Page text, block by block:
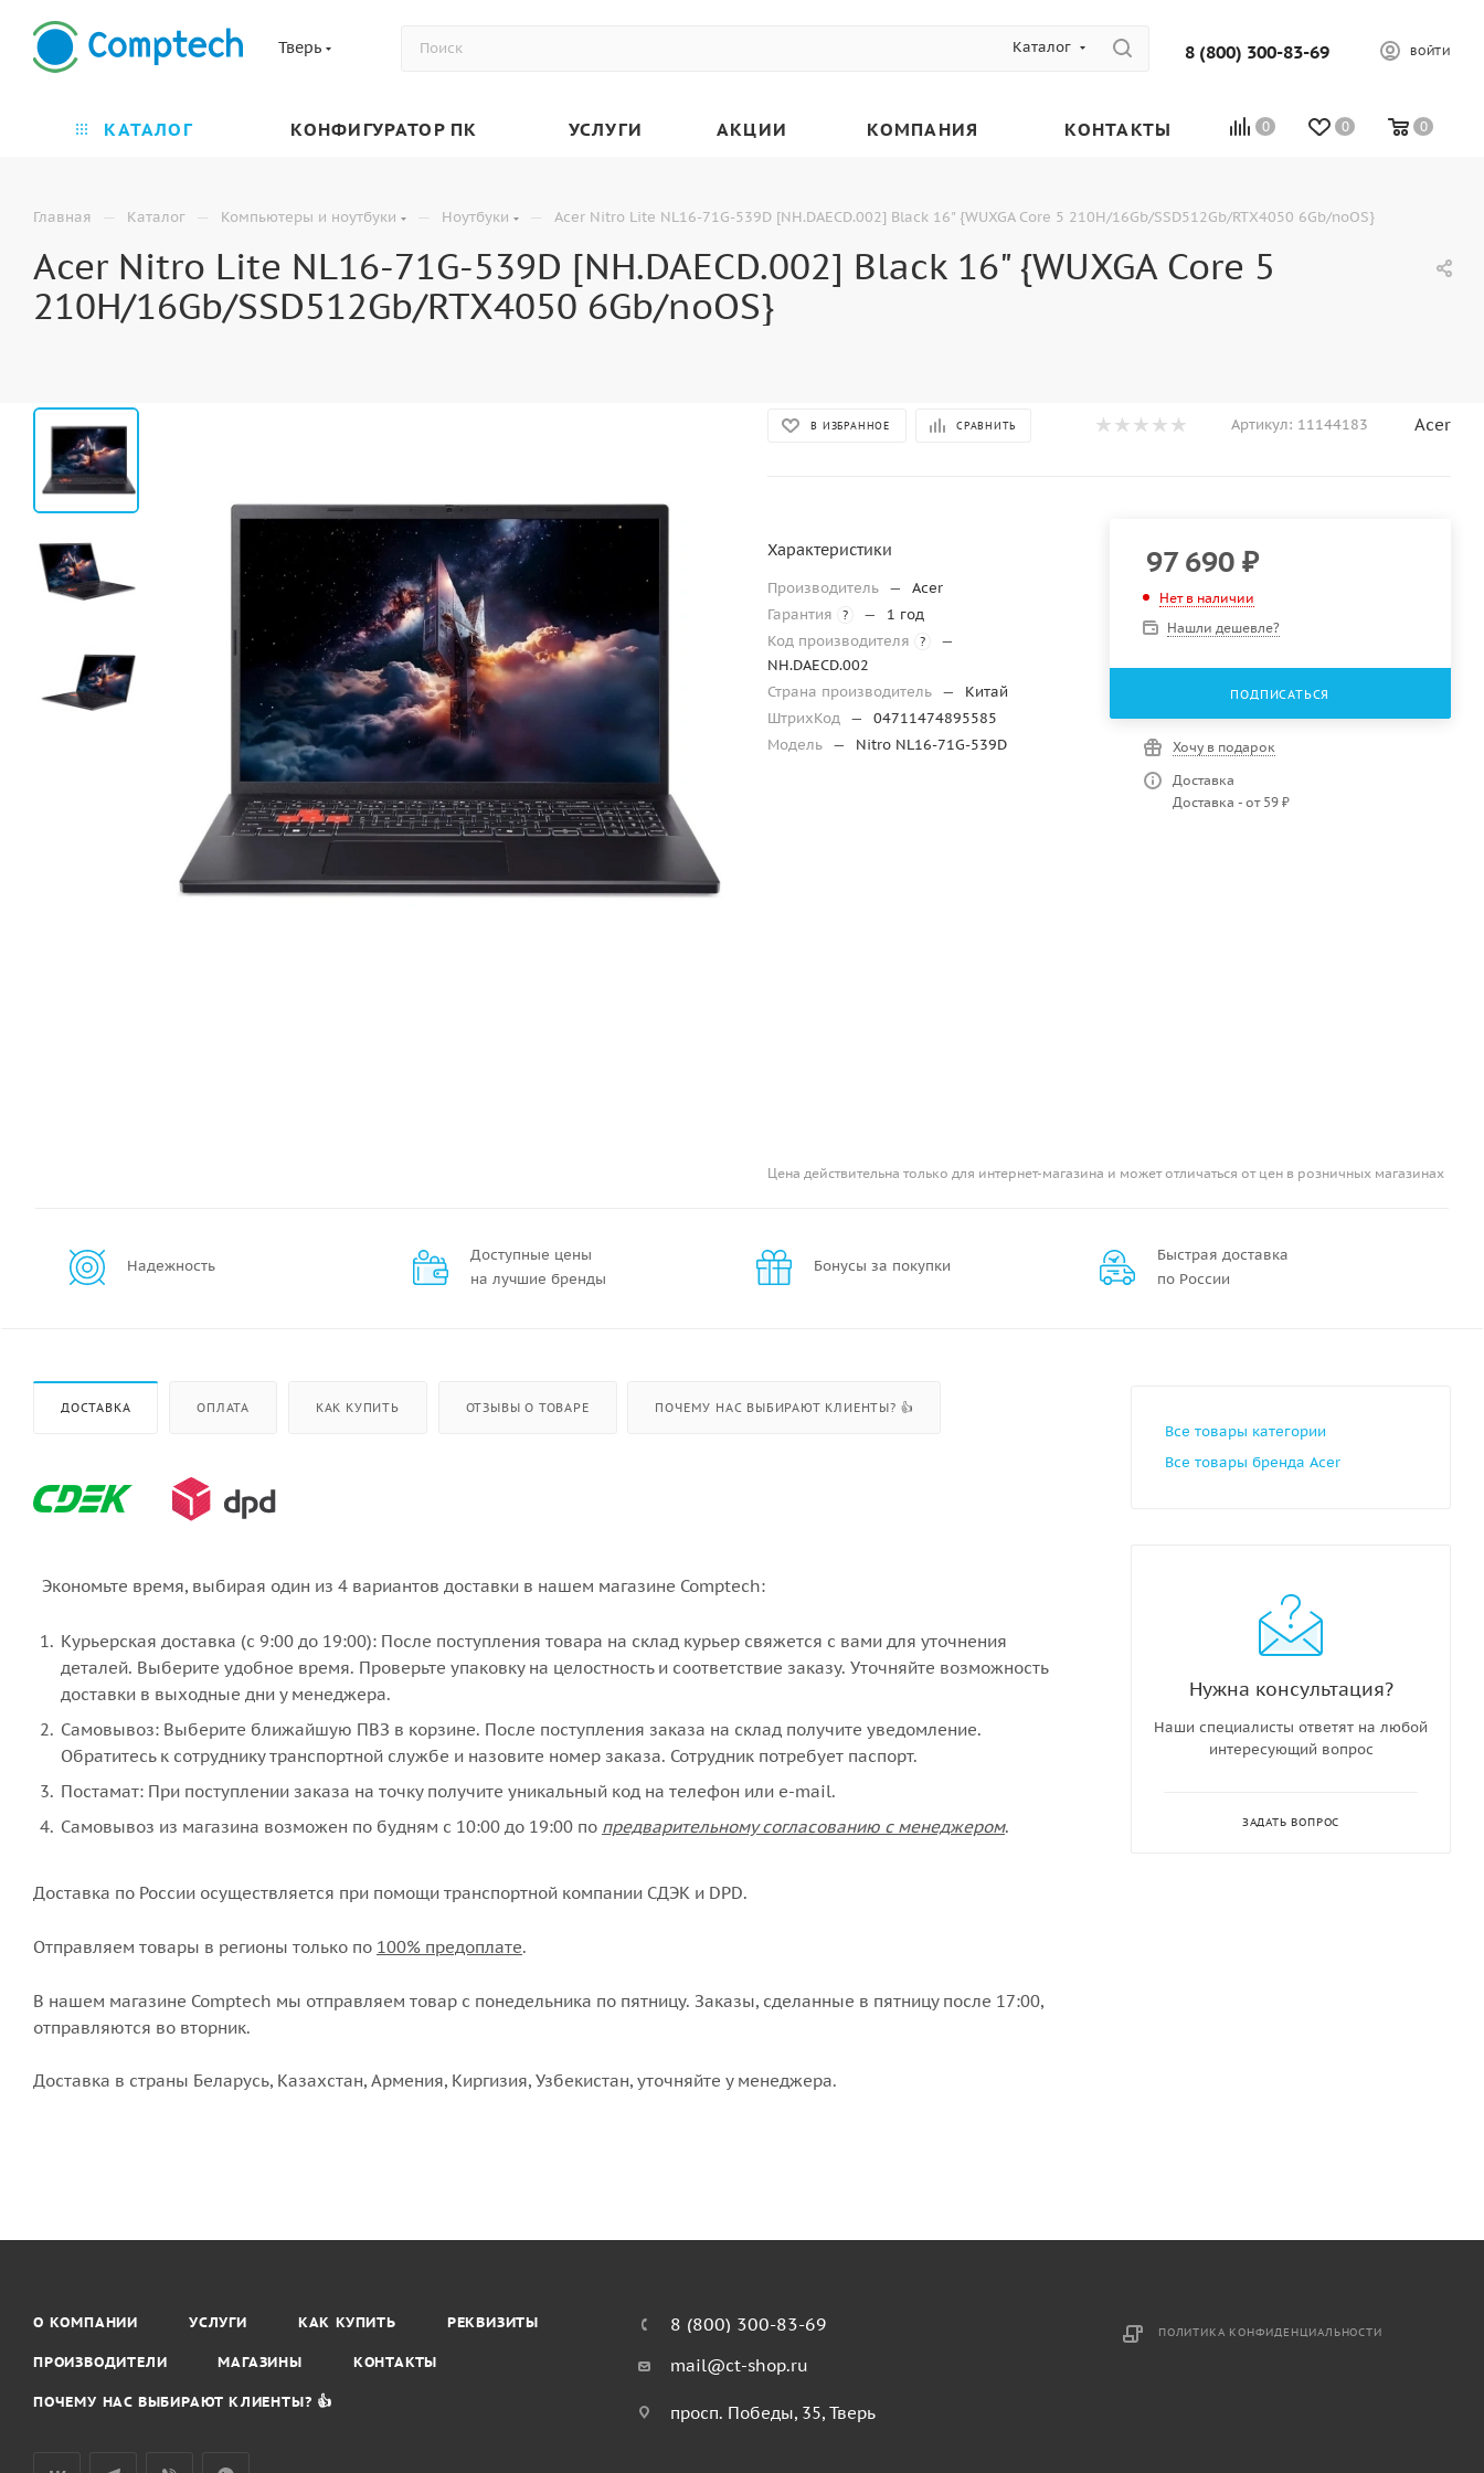
Тверь Каталог 8 (800) 300-83-69 ВОЙТИ
0 0 0
КАТАЛОГ КОНФИГУРАТОР ПК УСЛУГИ АКЦИИ КОМПАНИЯ КОНТАКТЫ
Главная — Каталог — Компьютеры и ноутбуки — Ноутбуки — Acer Nitro Lite NL16-71G-539D [NH.DAECD.002] Black 16" {WUXGA Core 5 210H/16Gb/SSD512Gb/RTX4050 6Gb/noOS}
Acer Nitro Lite NL16-71G-539D [NH.DAECD.002] Black 16" {WUXGA Core 5
210H/16Gb/SSD512Gb/RTX4050 6Gb/noOS}
В ИЗБРАННОЕ СРАВНИТЬ Артикул: 11144183 Acer
Характеристики
Производитель —
Acer
Гарантия
? —
1 год
Код производителя
?
—
NH.DAECD.002
Страна производитель —
Китай
ШтрихКод —
04711474895585
Модель — Nitro NL16-71G-539D
97 690₽
Нет в наличии
Нашли дешевле?
ПОДПИСАТЬСЯ
Хочу в подарок
Доставка
Доставка - от 59 ₽
Цена действительна только для интернет-магазина и может отличаться от цен в розничных магазинах
Надежность
Доступные цены
на лучшие бренды
Бонусы за покупки
Быстрая доставка
по России
ДОСТАВКА ОПЛАТА КАК КУПИТЬ ОТЗЫВЫ О ТОВАРЕ ПОЧЕМУ НАС ВЫБИРАЮТ КЛИЕНТЫ? 👍
Экономьте время, выбирая один из 4 вариантов доставки в нашем магазине Comptech:
Курьерская доставка (с 9:00 до 19:00): После поступления товара на склад курьер свяжется с вами для уточнения
деталей. Выберите удобное время. Проверьте упаковку на целостность и соответствие заказу. Уточняйте возможность
доставки в выходные дни у менеджера.
Самовывоз: Выберите ближайшую ПВЗ в корзине. После поступления заказа на склад получите уведомление.
Обратитесь к сотруднику транспортной службе и назовите номер заказа. Сотрудник потребует паспорт.
Постамат: При поступлении заказа на точку получите уникальный код на телефон или e-mail.
Самовывоз из магазина возможен по будням с 10:00 до 19:00 по предварительному согласованию с менеджером.
Доставка по России осуществляется при помощи транспортной компании СДЭК и DPD.
Отправляем товары в регионы только по 100% предоплате.
В нашем магазине Comptech мы отправляем товар с понедельника по пятницу. Заказы, сделанные в пятницу после 17:00,
отправляются во вторник.
Доставка в страны Беларусь, Казахстан, Армения, Киргизия, Узбекистан, уточняйте у менеджера.
Все товары категории
Все товары бренда Acer
Нужна консультация?
Наши специалисты ответят на любой
интересующий вопрос
ЗАДАТЬ ВОПРОС
О КОМПАНИИ УСЛУГИ КАК КУПИТЬ РЕКВИЗИТЫ
ПРОИЗВОДИТЕЛИ МАГАЗИНЫ КОНТАКТЫ
ПОЧЕМУ НАС ВЫБИРАЮТ КЛИЕНТЫ? 👍
8 (800) 300-83-69
mail@ct-shop.ru
просп. Победы, 35, Тверь
ПОЛИТИКА КОНФИДЕНЦИАЛЬНОСТИ